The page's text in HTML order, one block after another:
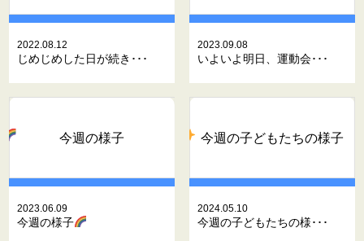
2022.08.12
じめじめした日が続き･･･
2023.09.08
いよいよ明日、運動会･･･
今週の様子
2023.06.09
今週の様子
今週の子どもたちの様子
2024.05.10
今週の子どもたちの様･･･